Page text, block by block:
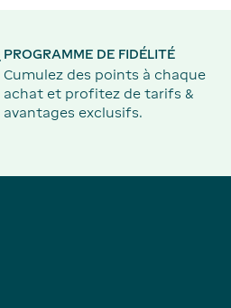
PROGRAMME DE FIDÉLITÉ
Cumulez des points à chaque
achat et profitez de tarifs &
avantages exclusifs.